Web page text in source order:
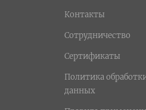
Контакты
Сотрудничество
Сертификаты
Политика
данных